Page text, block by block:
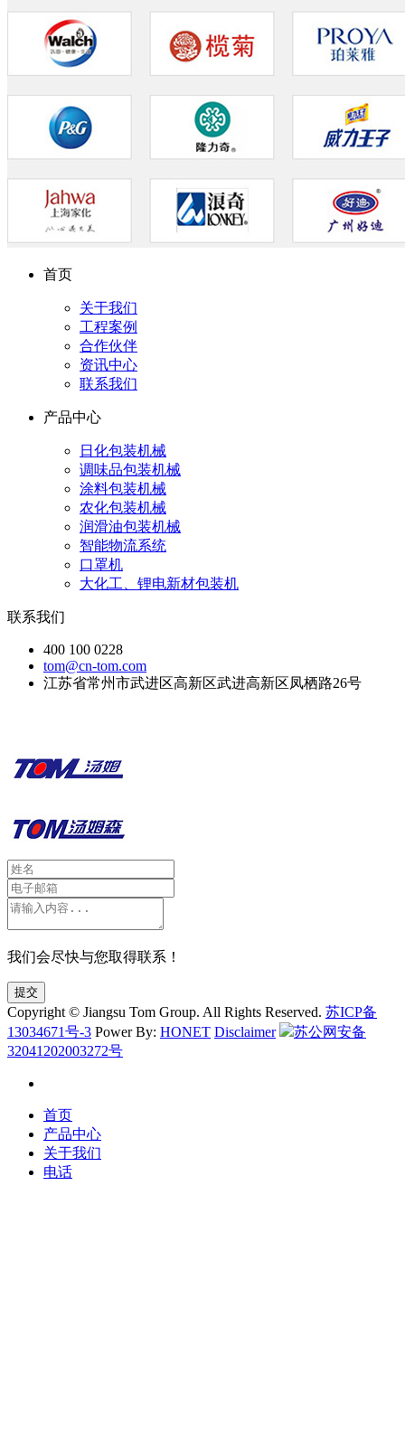
首页
关于我们
工程案例
合作伙伴
资讯中心
联系我们
产品中心
日化包装机械
调味品包装机械
涂料包装机械
农化包装机械
润滑油包装机械
智能物流系统
口罩机
大化工、锂电新材包装机
联系我们
400 100 0228
tom@cn-tom.com
江苏省常州市武进区高新区武进高新区凤栖路26号
我们会尽快与您取得联系！
提交
Copyright © Jiangsu Tom Group. All Rights Reserved. 苏ICP备
13034671号-3 Power By: HONET Disclaimer
苏公网安备
32041202003272号
首页
产品中心
关于我们
电话